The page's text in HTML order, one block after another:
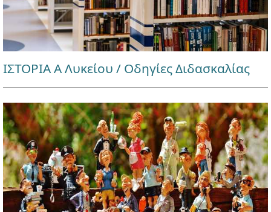
ΙΣΤΟΡΙΑ Α Λυκείου / Οδηγίες Διδασκαλίας